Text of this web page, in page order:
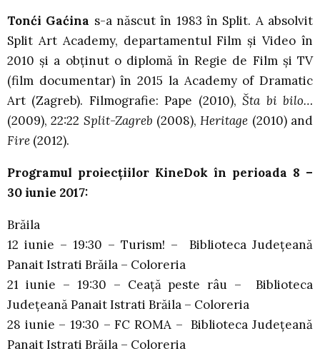
Tonći Gaćina s-a născut în 1983 în Split. A absolvit
Split Art Academy, departamentul Film și Video în
2010 și a obținut o diplomă în Regie de Film și TV
(film documentar) în 2015 la Academy of Dramatic
Art (Zagreb). Filmografie: Pape (2010),Šta bi bilo…
(2009), 22:22 Split-Zagreb (2008),Heritage (2010) and
Fire (2012).
Programul proiecțiilor KineDok în perioada 8 –
30 iunie 2017:
Brăila
12 iunie – 19:30 – Turism! – Biblioteca Județeană
Panait Istrati Brăila – Coloreria
21 iunie – 19:30 – Ceață peste râu – Biblioteca
Județeană Panait Istrati Brăila – Coloreria
28 iunie – 19:30 – FC ROMA – Biblioteca Județeană
Panait Istrati Brăila – Coloreria